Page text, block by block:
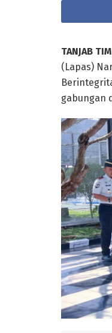
TANJAB
(Lapas)
gabungan